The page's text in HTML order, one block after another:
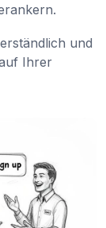
und
Ihrer